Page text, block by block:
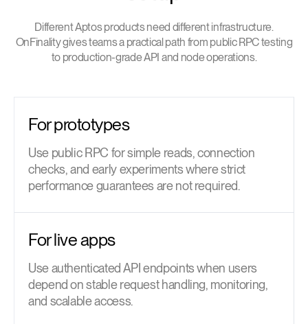
Different Aptos products need different infrastructure.
OnFinality gives teams a practical path from public RPC testing
to production-grade API and node operations.
For prototypes
Use public RPC for simple reads, connection
checks, and early experiments where strict
performance guarantees are not required.
For live apps
Use authenticated API endpoints when users
depend on stable request handling, monitoring,
and scalable access.